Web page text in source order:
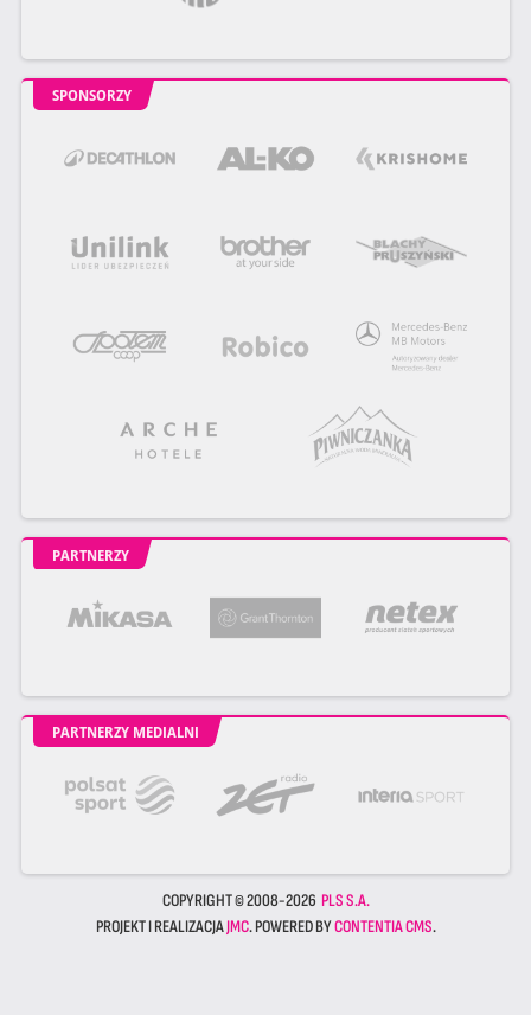
SPONSORZY
PARTNERZY
PARTNERZY MEDIALNI
COPYRIGHT © 2008-2026 PLS S.A.
PROJEKT I REALIZACJAJMC. POWERED BYCONTENTIA CMS.